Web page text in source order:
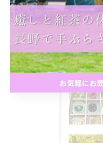
Posts
お気軽にお
お気軽にお